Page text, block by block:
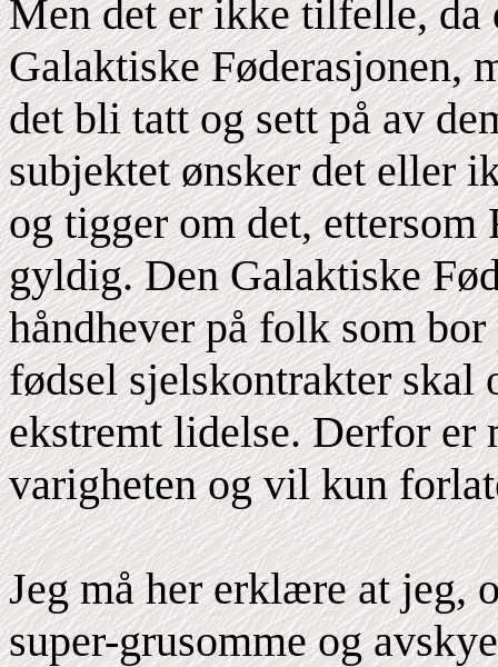
Men det er ikke tilfelle, da
Galaktiske Føderasjonen,
det bli tatt og sett på av
subjektet ønsker det eller
og tigger om det, ettersom
gyldig. Den Galaktiske
håndhever på folk som
fødsel sjelskontrakter skal
ekstremt lidelse. Derfor er
varigheten og vil kun
Jeg må her erklære at jeg,
super-grusomme og